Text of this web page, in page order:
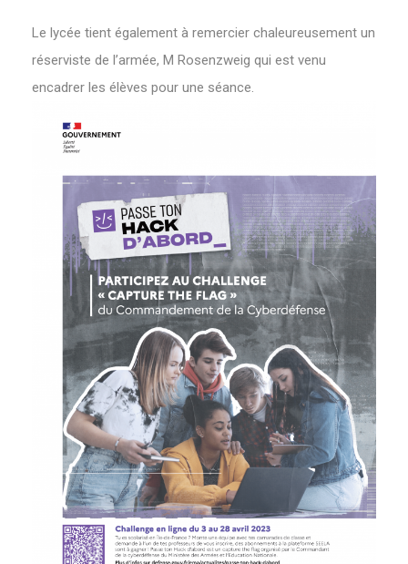
Le lycée tient également à remercier chaleureusement un
réserviste de l’armée, M Rosenzweig qui est venu
encadrer les élèves pour une séance.